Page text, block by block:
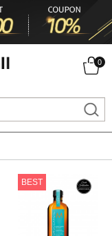
0
BEST